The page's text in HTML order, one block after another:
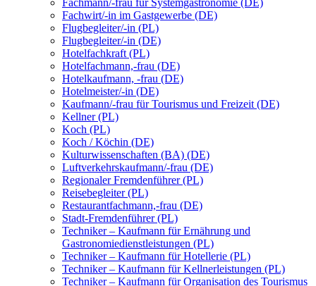
Fachmann/-frau für Systemgastronomie (DE)
Fachwirt/-in im Gastgewerbe (DE)
Flugbegleiter/-in (PL)
Flugbegleiter/-in (DE)
Hotelfachkraft (PL)
Hotelfachmann,-frau (DE)
Hotelkaufmann, -frau (DE)
Hotelmeister/-in (DE)
Kaufmann/-frau für Tourismus und Freizeit (DE)
Kellner (PL)
Koch (PL)
Koch / Köchin (DE)
Kulturwissenschaften (BA) (DE)
Luftverkehrskaufmann/-frau (DE)
Regionaler Fremdenführer (PL)
Reisebegleiter (PL)
Restaurantfachmann,-frau (DE)
Stadt-Fremdenführer (PL)
Techniker – Kaufmann für Ernährung und
Gastronomiedienstleistungen (PL)
Techniker – Kaufmann für Hotellerie (PL)
Techniker – Kaufmann für Kellnerleistungen (PL)
Techniker – Kaufmann für Organisation des Tourismus